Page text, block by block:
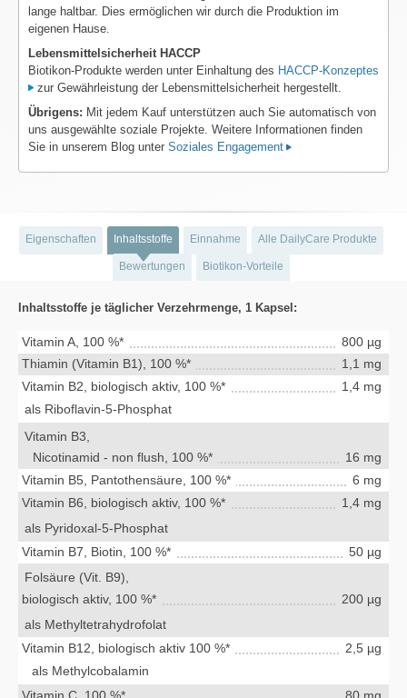
lange haltbar. Dies ermöglichen wir durch die Produktion im
eigenen Hause.
Lebensmittelsicherheit HACCP
Biotikon-Produkte werden unter Einhaltung des HACCP-Konzeptes
zur Gewährleistung der Lebensmittelsicherheit hergestellt.
Übrigens: Mit jedem Kauf unterstützen auch Sie automatisch von
uns ausgewählte soziale Projekte. Weitere Informationen finden
Sie in unserem Blog unter Soziales Engagement
Eigenschaften Inhaltsstoffe Einnahme Alle DailyCare Produkte
Bewertungen Biotikon-Vorteile
Inhaltsstoffe je täglicher Verzehrmenge, 1 Kapsel:
Vitamin A, 100 %*
800 µg
Thiamin (Vitamin B1), 100 %*
1,1 mg
Vitamin B2, biologisch aktiv, 100 %*
1,4 mg
als Riboflavin-5-Phosphat
Vitamin B3,
Nicotinamid - non flush, 100 %*
16 mg
Vitamin B5, Pantothensäure, 100 %*
6 mg
Vitamin B6, biologisch aktiv, 100 %*
1,4 mg
als Pyridoxal-5-Phosphat
Vitamin B7, Biotin, 100 %*
50 µg
Folsäure (Vit. B9),
biologisch aktiv, 100 %*
200 µg
als Methyltetrahydrofolat
Vitamin B12, biologisch aktiv 100 %*
2,5 µg
als Methylcobalamin
Vitamin C, 100 %*
80 mg